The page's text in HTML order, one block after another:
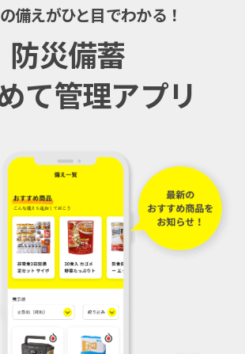
備えがひと目でわかる！
防災備蓄
て管理アプリ